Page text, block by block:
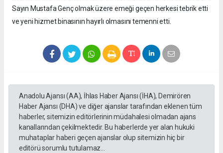
Sayın Mustafa Genç olmak üzere emeği geçen herkesi tebrik etti
ve yeni hizmet binasının hayırlı olmasını temenni etti.
Anadolu Ajansı (AA), İhlas Haber Ajansı (İHA), Demirören
Haber Ajansı (DHA) ve diğer ajanslar tarafından eklenen tüm
haberler, sitemizin editörlerinin müdahalesi olmadan ajans
kanallarından çekilmektedir. Bu haberlerde yer alan hukuki
muhataplar haberi geçen ajanslar olup sitemizin hiç bir
editörü sorumlu tutulamaz...